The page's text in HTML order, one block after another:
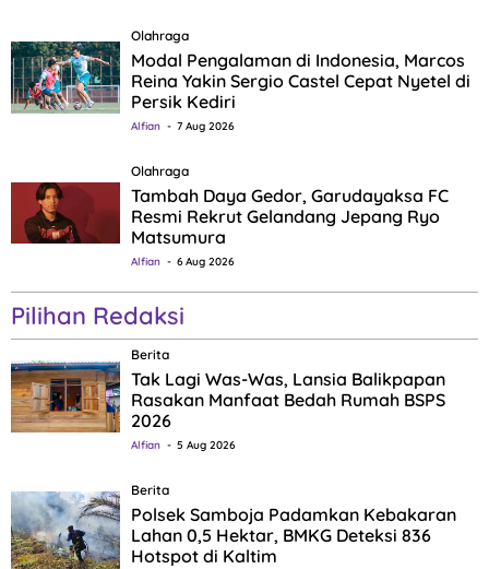
Olahraga
Modal Pengalaman di Indonesia, Marcos
Reina Yakin Sergio Castel Cepat Nyetel di
Persik Kediri
Alfian 7 Aug 2026
Olahraga
Tambah Daya Gedor, Garudayaksa FC
Resmi Rekrut Gelandang Jepang Ryo
Matsumura
Alfian 6 Aug 2026
Pilihan Redaksi
Berita
Tak Lagi Was-Was, Lansia Balikpapan
Rasakan Manfaat Bedah Rumah BSPS
2026
Alfian 5 Aug 2026
Berita
Polsek Samboja Padamkan Kebakaran
Lahan 0,5 Hektar, BMKG Deteksi 836
Hotspot di Kaltim